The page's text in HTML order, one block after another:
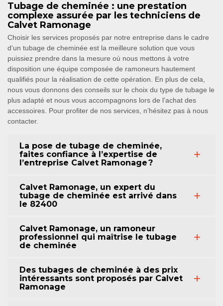
Tubage de cheminée : une prestation
complexe assurée par les techniciens de
Calvet Ramonage
Choisir les services proposés par notre entreprise dans le cadre
d‘un tubage de cheminée est la meilleure solution que vous
puissiez prendre dans la mesure où nous mettons à votre
disposition une équipe composée de ramoneurs hautement
qualifiés pour la réalisation de cette opération. En plus de cela,
nous vous donnons des conseils sur le choix du type de tubage le
plus adapté et nous vous accompagnons lors de l’achat des
accessoires. Pour profiter de nos services, n’hésitez pas à nous
contacter.
La pose de tubage de cheminée,
faites confiance à l’expertise de
l’entreprise Calvet Ramonage ?
Calvet Ramonage, un expert du
tubage de cheminée est arrivé dans
le 82400
Calvet Ramonage, un ramoneur
professionnel qui maîtrise le tubage
de cheminée
Des tubages de cheminée à des prix
intéressants sont proposés par Calvet
Ramonage